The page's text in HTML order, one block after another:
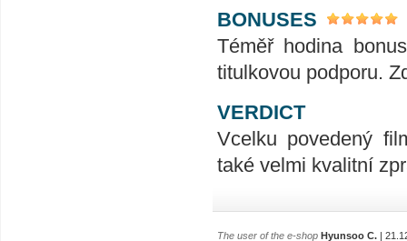
BONUSES
Téměř hodina
titulkovou podporu.
VERDICT
Vcelku povedený
také velmi kvalitní
The user of the e-shop Hyunsoo C. |